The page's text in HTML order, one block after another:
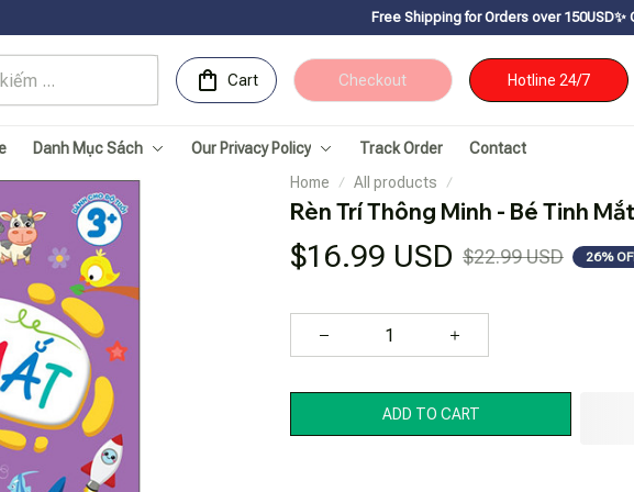
Free Shipping for Orders over 150USDㅤ✨ Chúc mừng
Cart Checkout Hotline 24/7
Danh Mục Sách Our Privacy Policy Track Order
Contact
Home
All products
Rèn Trí Thông Minh - Bé Tinh
$16.99 USD $22.99 USD 26%
ADD TO CART